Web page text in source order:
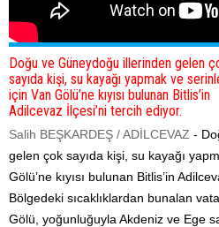
Doğu ve Güneydoğu illerinden gelen
sayıda kişi, su kayağı yapmak ve
için Van Gölü’ne kıyısı bulunan Bitlis’in
Adilcevaz İlçesi’ni tercih ediyor.
Salih BEŞKARDEŞ / ADİLCEVAZ -
gelen çok sayıda kişi, su kayağı
Gölü’ne kıyısı bulunan Bitlis’in
Bölgedeki sıcaklıklardan bunalan
Gölü, yoğunluğuyla Akdeniz ve Ege